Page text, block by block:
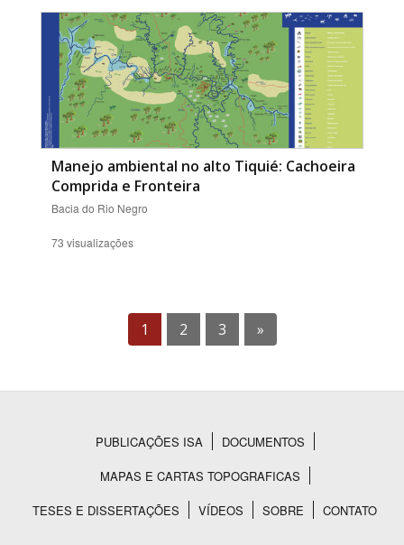
Manejo ambiental no alto Tiquié: Cachoeira
Comprida e Fronteira
Bacia do Rio Negro
73 visualizações
1 2 3 »
Rodapé
PUBLICAÇÕES ISA
DOCUMENTOS
MAPAS E CARTAS TOPOGRAFICAS
TESES E DISSERTAÇÕES
VÍDEOS SOBRE CONTATO